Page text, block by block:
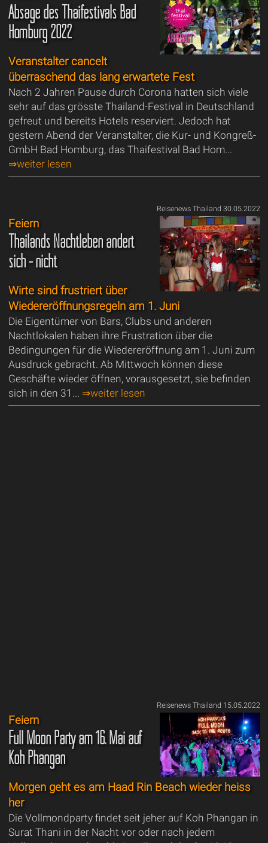
Absage des Thaifestivals Bad
Homburg 2022
Veranstalter cancelt
überraschend das lang erwartete Fest
Nach 2 Jahren Pause durch Corona hatten sich viele
sehr auf das grösste Thailand-Festival in Deutschland
gefreut und bereits Hotels reserviert. Jedoch hat
gestern Abend der Veranstalter, die Kur- und Kongreß-
GmbH Bad Homburg, das Thaifestival Bad Hom...
⇒weiter lesen
Reisenews Thailand 30.05.2022
Feiern
Thailands Nachtleben ändert
sich - nicht
Wirte sind frustriert über
Wiedereröffnungsregeln am 1. Juni
Die Eigentümer von Bars, Clubs und anderen
Nachtlokalen haben ihre Frustration über die
Bedingungen für die Wiedereröffnung am 1. Juni zum
Ausdruck gebracht. Ab Mittwoch können diese
Geschäfte wieder öffnen, vorausgesetzt, sie befinden
sich in den 31... ⇒weiter lesen
Reisenews Thailand 15.05.2022
Feiern
Full Moon Party am 16. Mai auf
Koh Phangan
Morgen geht es am Haad Rin Beach wieder heiss
her
Die Vollmondparty findet seit jeher auf Koh Phangan in
Surat Thani in der Nacht vor oder nach jedem